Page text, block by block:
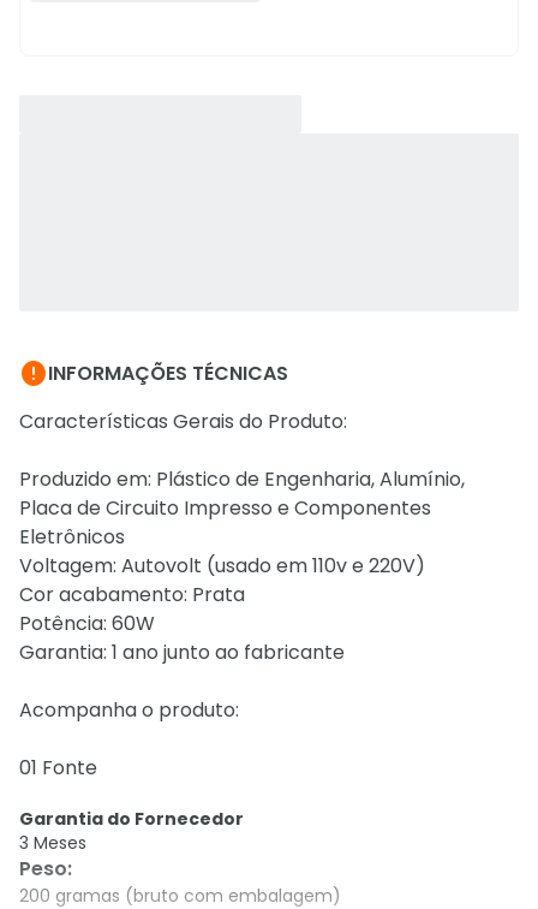
INFORMAÇÕES TÉCNICAS
Características Gerais do Produto:
Produzido em: Plástico de Engenharia, Alumínio,
Placa de Circuito Impresso e Componentes
Eletrônicos
Voltagem: Autovolt (usado em 110v e 220V)
Cor acabamento: Prata
Potência: 60W
Garantia: 1 ano junto ao fabricante
Acompanha o produto:
01 Fonte
Garantia do Fornecedor
3 Meses
Peso:
200 gramas (bruto com embalagem)